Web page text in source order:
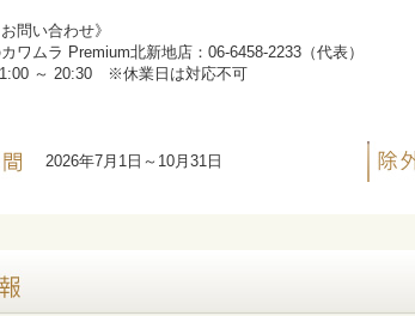
問い合わせ》
ワムラ Premium北新地店：06-6458-2233（代表）
～ 20:30 ※休業日は対応不可
2026年7月1日～10月31日